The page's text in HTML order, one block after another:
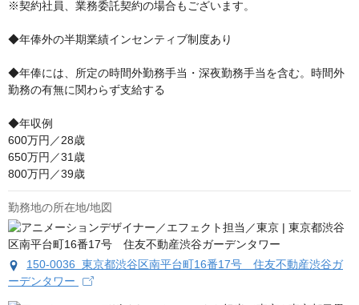
※契約社員、業務委託契約の場合もございます。
◆年俸外の半期業績インセンティブ制度あり
◆年俸には、所定の時間外勤務手当・深夜勤務手当を含む。時間外
勤務の有無に関わらず支給する
◆年収例
600万円／28歳
650万円／31歳
800万円／39歳
勤務地の所在地/地図
150-0036 東京都渋谷区南平台町16番17号 住友不動産渋谷ガ
ーデンタワー